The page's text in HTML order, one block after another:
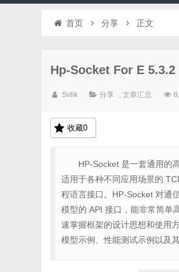
首页 分享 正文
Hp-Socket For E 5.3.2
Svlik 分享 ,文章汇总
收藏0
HP-Socket 是一套通用的
适用于各种不同应用场景的
程语言接口。HP-Socket 对通
模型的 API 接口，能非常简单
速掌握框架的设计思想和使用
模型示例、性能测试示例以及